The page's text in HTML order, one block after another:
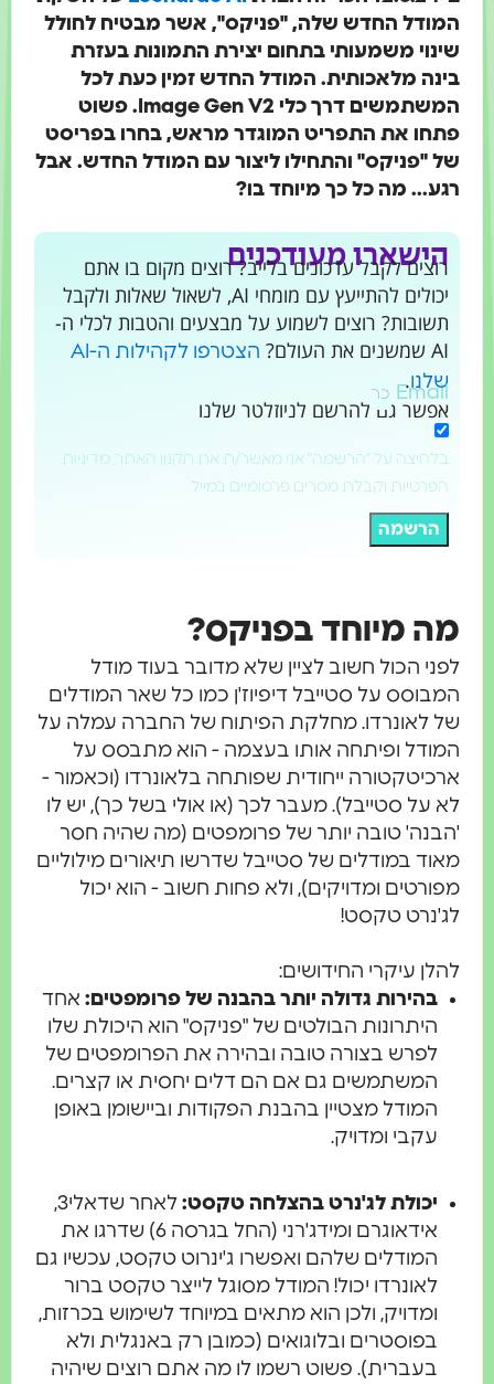
החדש שלה, "פניקס", אשר מבטיח לחולל
משמעותי בתחום יצירת התמונות בעזרת
מלאכותית. המודל החדש זמין כעת לכל
המשתמשים דרך כלי Image Gen V2. פשוט
את התפריט המוגדר מראש, בחרו בפריסט
"פניקס" והתחילו ליצור עם המודל החדש. אבל
מה כל כך מיוחד בו?
מעודכנים
לקבל עדכונים בלייב? רוצים מקום בו אתם
יכולים להתייעץ עם מומחי AI, לשאול שאלות ולקבל
רוצים לשמוע על מבצעים והטבות לכלי ה-
הצטרפו לקהילות ה-AI
גם להרשם לניוזלטר שלנו
על "הרשמה" אני מאשר/ת את תקנון האתר, מדיניות
וקבלת מסרים פרסומיים במייל
הרשמה
מיוחד בפניקס?
הכול חשוב לציין שלא מדובר בעוד מודל
על סטייבל דיפיוז'ן כמו כל שאר המודלים
לאונרדו. מחלקת הפיתוח של החברה עמלה על
ופיתחה אותו בעצמה - הוא מתבסס על
ייחודית שפותחה בלאונרדו (וכאמור -
על סטייבל). מעבר לכך (או אולי בשל כך), יש לו
טובה יותר של פרומפטים (מה שהיה חסר
במודלים של סטייבל שדרשו תיאורים מילוליים
ומדויקים), ולא פחות חשוב - הוא יכול
טקסט!
עיקרי החידושים:
בהירות גדולה יותר בהבנה של פרומפטים:אחד
היתרונות הבולטים של "פניקס" הוא היכולת שלו
לפרש בצורה טובה ובהירה את הפרומפטים של
המשתמשים גם אם הם דלים יחסית או קצרים.
המודל מצטיין בהבנת הפקודות וביישומן באופן
עקבי ומדויק.
יכולת לג'נרט בהצלחה טקסט:
לאחר שדאלי3,
אידאוגרם ומידג'רני (החל בגרסה 6) שדרגו את
המודלים שלהם ואפשרו ג'ינרוט טקסט, עכשיו גם
לאונרדו יכול! המודל מסוגל לייצר טקסט ברור
ומדויק, ולכן הוא מתאים במיוחד לשימוש בכרזות,
בפוסטרים ובלוגואים (כמובן רק באנגלית ולא
בעברית). פשוט רשמו לו מה אתם רוצים שיהיה